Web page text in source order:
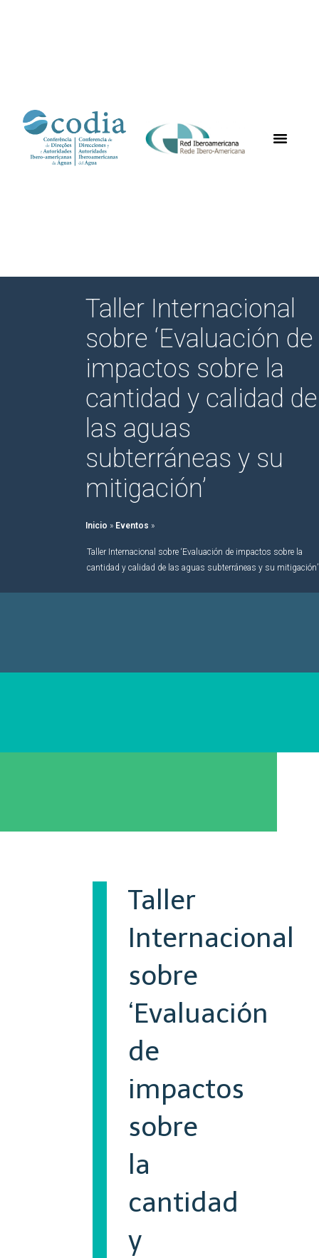
Taller Internacional
sobre ‘Evaluación de
impactos sobre la
cantidad y calidad de
las aguas
subterráneas y su
mitigación’
Inicio » Eventos »
Taller Internacional sobre ‘Evaluación de impactos sobre la
cantidad y calidad de las aguas subterráneas y su mitigación’
Taller
Internacional
sobre
‘Evaluación
de
impactos
sobre
la
cantidad
y